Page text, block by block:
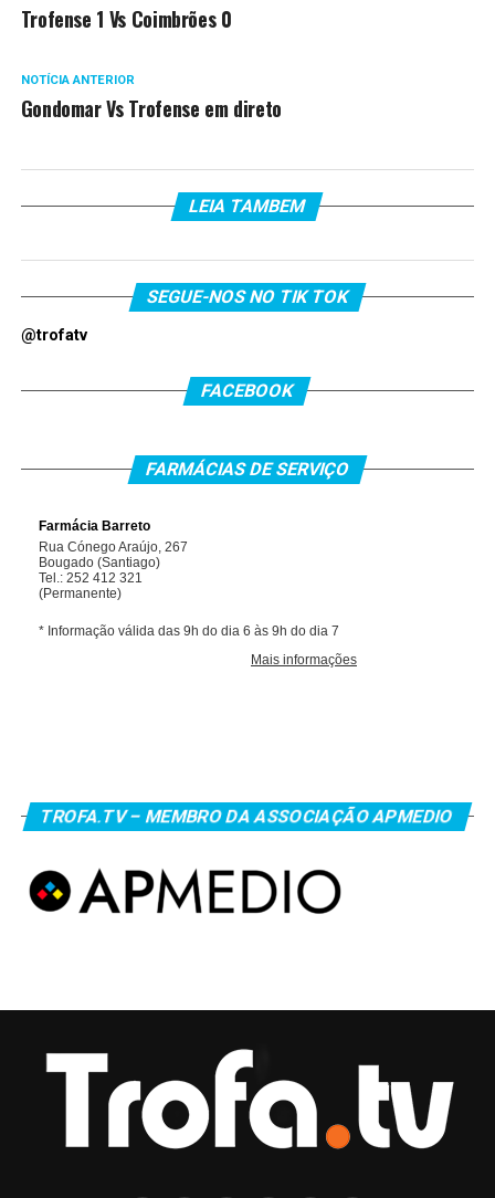
Trofense 1 Vs Coimbrões 0
NOTÍCIA ANTERIOR
Gondomar Vs Trofense em direto
LEIA TAMBEM
SEGUE-NOS NO TIK TOK
@trofatv
FACEBOOK
FARMÁCIAS DE SERVIÇO
TROFA.TV – MEMBRO DA ASSOCIAÇÃO APMEDIO